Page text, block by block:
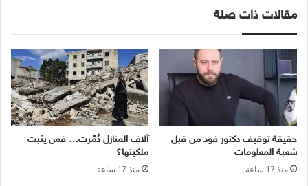
مقالات ذات صلة
حقيقة توقيف دكتور فود من قبل
شعبة المعلومات
منذ 17 ساعة
آلاف المنازل دُمّرت… فمن يثبت
ملكيتها؟
منذ 17 ساعة